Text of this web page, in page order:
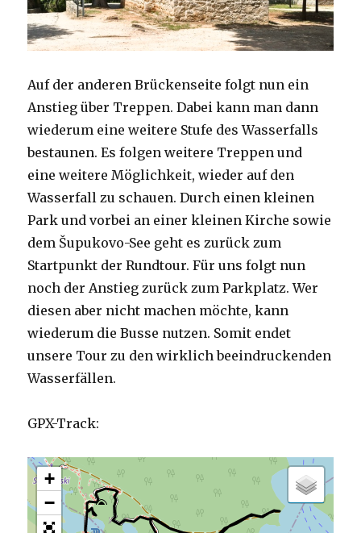
Auf der anderen Brückenseite folgt nun ein
Anstieg über Treppen. Dabei kann man dann
wiederum eine weitere Stufe des Wasserfalls
bestaunen. Es folgen weitere Treppen und
eine weitere Möglichkeit, wieder auf den
Wasserfall zu schauen. Durch einen kleinen
Park und vorbei an einer kleinen Kirche sowie
dem Šupukovo-See geht es zurück zum
Startpunkt der Rundtour. Für uns folgt nun
noch der Anstieg zurück zum Parkplatz. Wer
diesen aber nicht machen möchte, kann
wiederum die Busse nutzen. Somit endet
unsere Tour zu den wirklich beeindruckenden
Wasserfällen.
GPX-Track:
+
−